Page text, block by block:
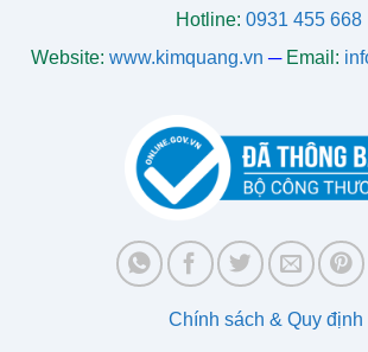
Hotline: 0931 455 668
Website: www.kimquang.vn ─ Email:
Chính sách & Quy định